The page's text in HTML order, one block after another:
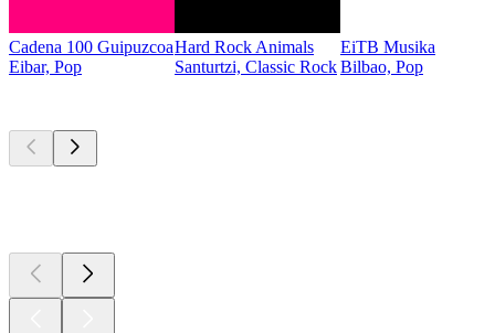
Cadena 100 Guipuzcoa
Eibar, Pop
Hard Rock Animals
Santurtzi, Classic Rock
EiTB Musika
Bilbao, Pop